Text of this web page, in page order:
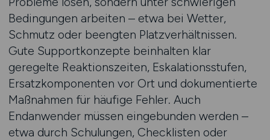
Bedingungen arbeiten – etwa bei Wetter,
Schmutz oder beengten Platzverhältnissen.
Gute Supportkonzepte beinhalten klar
geregelte Reaktionszeiten, Eskalationsstufen,
Ersatzkomponenten vor Ort und dokumentierte
Maßnahmen für häufige Fehler. Auch
Endanwender müssen eingebunden werden –
etwa durch Schulungen, Checklisten oder